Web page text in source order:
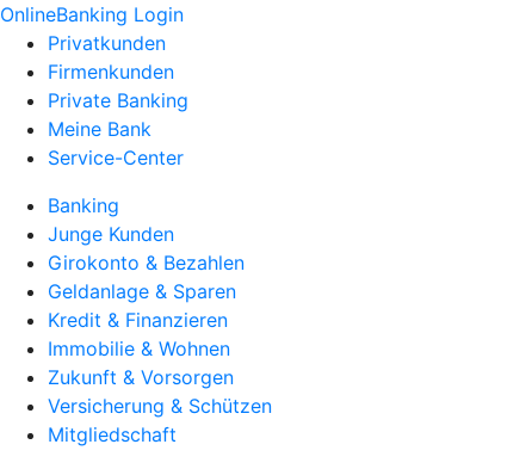
OnlineBanking Login
Privatkunden
Firmenkunden
Private Banking
Meine Bank
Service-Center
Banking
Junge Kunden
Girokonto & Bezahlen
Geldanlage & Sparen
Kredit & Finanzieren
Immobilie & Wohnen
Zukunft & Vorsorgen
Versicherung & Schützen
Mitgliedschaft